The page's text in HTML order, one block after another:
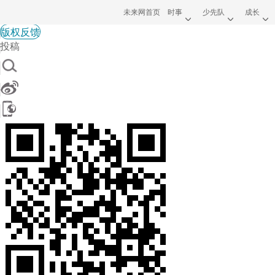
未来网首页 时事 少先队 成长
版权反馈
投稿